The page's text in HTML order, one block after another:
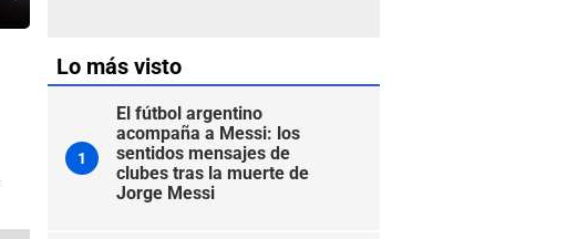
Lo más visto
1
El fútbol argentino
acompaña a Messi: los
sentidos mensajes de
clubes tras la muerte de
Jorge Messi